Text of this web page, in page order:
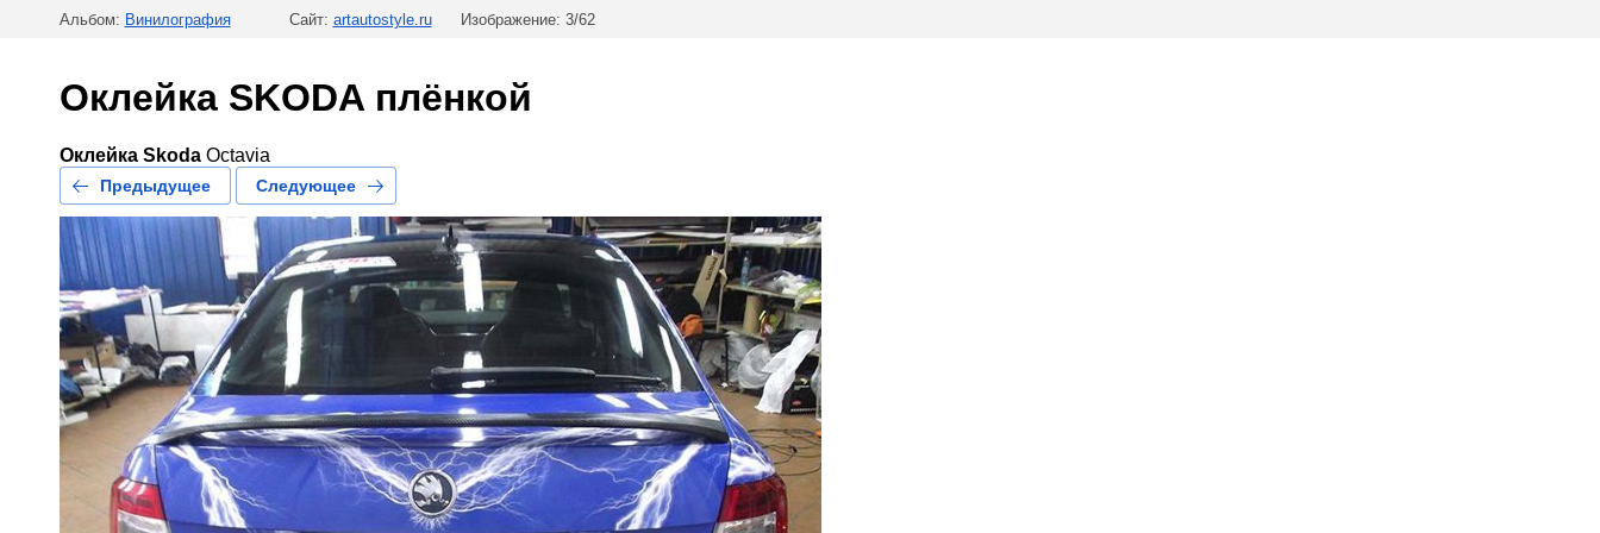
Альбом: Винилография Сайт: artautostyle.ru Изображение: 3/62
Оклейка SKODA плёнкой
Оклейка Skoda Octavia
Предыдущее Следующее